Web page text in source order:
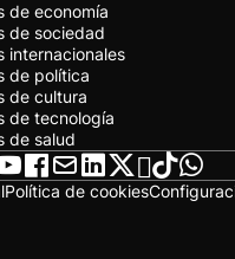
de economía
de sociedad
internacionales
de política
de cultura
de tecnología
de salud
Política de cookies